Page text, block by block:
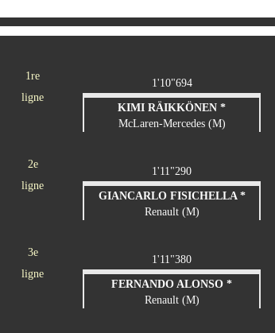
1re
ligne
1'10"694
KIMI RÄIKKÖNEN *
McLaren-Mercedes (M)
2e
ligne
1'11"290
GIANCARLO FISICHELLA *
Renault (M)
3e
ligne
1'11"380
FERNANDO ALONSO *
Renault (M)